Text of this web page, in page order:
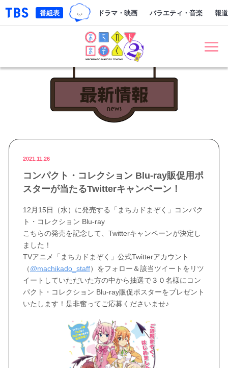
「TBSテレビ｜ときめくときを。」トップページ
TBSグループキャラクター『ワク
ドラマ・映画 バラエティ・音楽 報
番組表
最新情報
2021.11.26
コンパクト・コレクション Blu-ray販促用ポ
スターが当たるTwitterキャンペーン！
12月15日（水）に発売する「まちカドまぞく」コンパク
ト・コレクション Blu-ray
こちらの発売を記念して、Twitterキャンペーンが決定し
ました！
TVアニメ「まちカドまぞく」公式Twitterアカウント
（@machikado_staff）をフォロー＆該当ツイートをリツ
イートしていただいた方の中から抽選で３０名様にコン
パクト・コレクション Blu-ray販促ポスターをプレゼント
いたします！是非奮ってご応募くださいませ♪